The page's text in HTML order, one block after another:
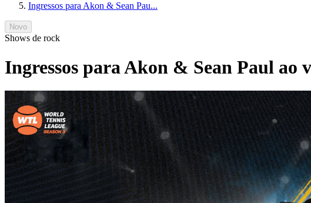
Ingressos para Akon & Sean Pau...
Novo
Shows de rock
Ingressos para Akon & Sean Paul ao